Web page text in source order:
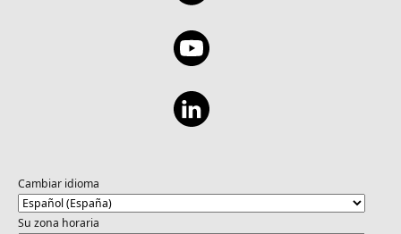
Cambiar idioma
Su zona horaria